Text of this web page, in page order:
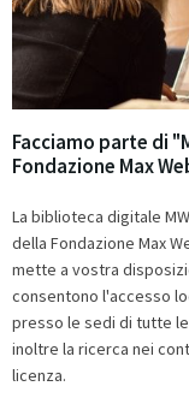
Facciamo parte di
Fondazione Max
La biblioteca digitale
della Fondazione Max
mette a vostra
consentono l'accesso
presso le sedi di tutte
inoltre la ricerca nei
licenza.